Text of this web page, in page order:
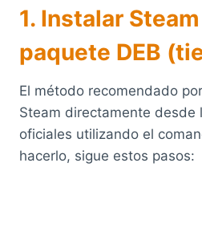
1. Instalar
paquete DEB
El método recomendado
Steam directamente desde
oficiales utilizando el
hacerlo, sigue estos pasos: